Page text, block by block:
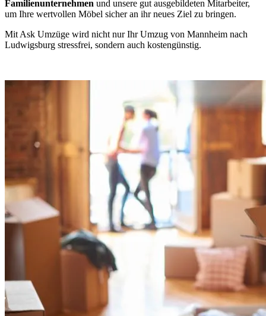
Familienunternehmen und unsere gut ausgebildeten Mitarbeiter,
um Ihre wertvollen Möbel sicher an ihr neues Ziel zu bringen.
Mit Ask Umzüge wird nicht nur Ihr Umzug von Mannheim nach
Ludwigsburg stressfrei, sondern auch kostengünstig.